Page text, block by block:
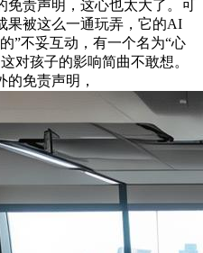
免责声明，这心也太大了。可
果被这么一通玩弄，它的AI
”不妥互动，有一个名为“心
对孩子的影响简曲不敢想。
免责声明，